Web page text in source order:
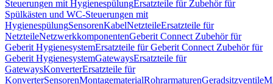
Steuerungen mit HygienespülungErsatzteile für Zubehör für
Spülkästen und WC-Steuerungen mit
HygienespülungSensorenKabelNetzteileErsatzteile für
NetzteileNetzwerkkomponentenGeberit Connect Zubehör für
Geberit HygienesystemErsatzteile für Geberit Connect Zubehör für
Geberit HygienesystemGatewaysErsatzteile für
GatewaysKonverterErsatzteile für
KonverterSensorenMontagematerialRohrarmaturenGeradsitzventile